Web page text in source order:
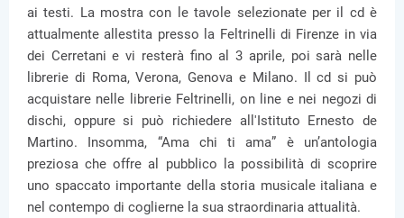
ai testi. La mostra con le tavole selezionate per il cd è
attualmente allestita presso la Feltrinelli di Firenze in via
dei Cerretani e vi resterà fino al 3 aprile, poi sarà nelle
librerie di Roma, Verona, Genova e Milano. Il cd si può
acquistare nelle librerie Feltrinelli, on line e nei negozi di
dischi, oppure si può richiedere all'Istituto Ernesto de
Martino. Insomma, “Ama chi ti ama” è un’antologia
preziosa che offre al pubblico la possibilità di scoprire
uno spaccato importante della storia musicale italiana e
nel contempo di coglierne la sua straordinaria attualità.